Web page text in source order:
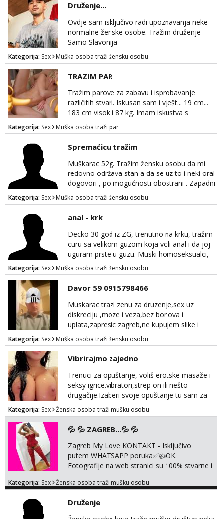
brundo xD Budi pristojna i dobra, za sve
ostale cemo lako. Zagreb.
Druženje...
Ovdje sam isključivo radi upoznavanja neke
normalne ženske osobe. Tražim druženje
Samo Slavonija
Kategorija: Sex Muška osoba traži žensku osobu
TRAZIM PAR
Tražim parove za zabavu i isprobavanje
različitih stvari. Iskusan sam i vješt... 19 cm...
183 cm visok i 87 kg. Imam iskustva s
parovima, potpuno sam zdrava i njegovana, a
privatnost je apsolutno najvažnija. Ozbiljni
parovi mogu me kontaktirati putem
WhatsAppa ili Vibera. Samo ozbiljni parovi
trebaju slati poruke ili zvati. Blokiram one koji
nisu ozbiljni.
Kategorija: Sex Muška osoba traži par
Spremaćicu tražim
Muškarac 52g. Tražim žensku osobu da mi
redovno održava stan a da se uz to i neki oral
dogovori , po mogućnosti obostrani . Zapadni
dio Zagreba .Javiti se prvo porukom na
WhatsApp 0958634499
Kategorija: Sex Muška osoba traži žensku osobu
anal - krk
Decko 30 god iz ZG, trenutno na krku, tražim
curu sa velikom guzom koja voli anal i da joj
uguram prste u guzu. Muski homoseksualci,
parovi i transiči odjebite, ne zanimate me. Bilo
kakva placanja opcenito (gotovina) ili
unaprijed (aircash, paysafecard, bonovi) ne
dolaze u obzir. Javit se prvo porukom na
whatsapp 0958048882.
Kategorija: Sex Muška osoba traži žensku osobu
Davor 59 0915798466
Muskarac trazi zenu za druzenje,sex uz
diskreciju ,moze i veza,bez bonova i
uplata,zapresic zagreb,ne kupujem slike i
videa
Kategorija: Sex Muška osoba traži žensku osobu
Vibrirajmo zajedno
Trenuci za opuštanje, voliš erotske masaže i
seksy igrice.vibratori,strep on ili nešto
drugačije.Izaberi svoje opuštanje tu sam za
tebe.sve info na mob 095/762-8147
Kategorija: Sex Ženska osoba traži mušku osobu
💦 💦 ZAGREB...💦 💦
Zagreb My Love KONTAKT - Isključivo
putem WHATSAPP poruka✅️👍OK.
Fotografije na web stranici su 100% stvarne i
dobrodošli! Ali informacije ću vam poslati
stanu; čista kupaonica i ručnici za vas prije ili
poslije masaže, nalazim se u centru grada. 🚫
Kategorija: Sex Ženska osoba traži mušku osobu
Druženje